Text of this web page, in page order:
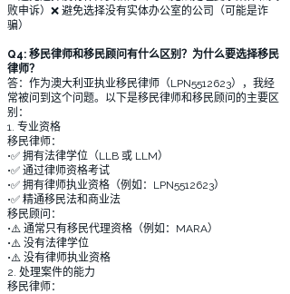
败申诉）❌ 避免选择没有实体办公室的公司（可能是诈
骗）
Q4: 移民律师和移民顾问有什么区别？为什么要选择移民
律师？
答：作为澳大利亚执业移民律师（LPN5512623），我经
常被问到这个问题。以下是移民律师和移民顾问的主要区
别：
1. 专业资格
移民律师：
•✅ 拥有法律学位（LLB 或 LLM）
•✅ 通过律师资格考试
•✅ 拥有律师执业资格（例如：LPN5512623）
•✅ 精通移民法和商业法
移民顾问：
•⚠️ 通常只有移民代理资格（例如：MARA）
•⚠️ 没有法律学位
•⚠️ 没有律师执业资格
2. 处理案件的能力
移民律师：